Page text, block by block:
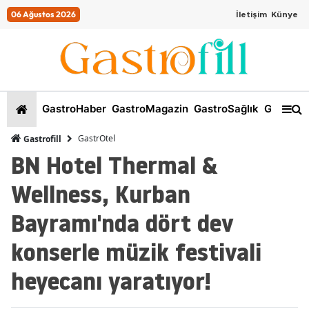
06 Ağustos 2026 İletişim Künye
GastroHaber GastroMagazin GastroSağlık
Gastrofill GastrOtel
BN Hotel Thermal &
Wellness, Kurban
Bayramı'nda dört dev
konserle müzik festivali
heyecanı yaratıyor!